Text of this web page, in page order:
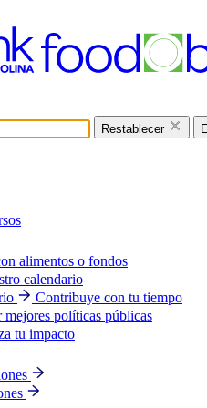
Restablecer
alimentos o fondos
calendario
Contribuye con tu tiempo
mejores políticas públicas
tu impacto